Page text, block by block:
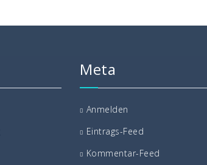
Meta
Anmelden
Eintrags-Feed
Kommentar-Feed